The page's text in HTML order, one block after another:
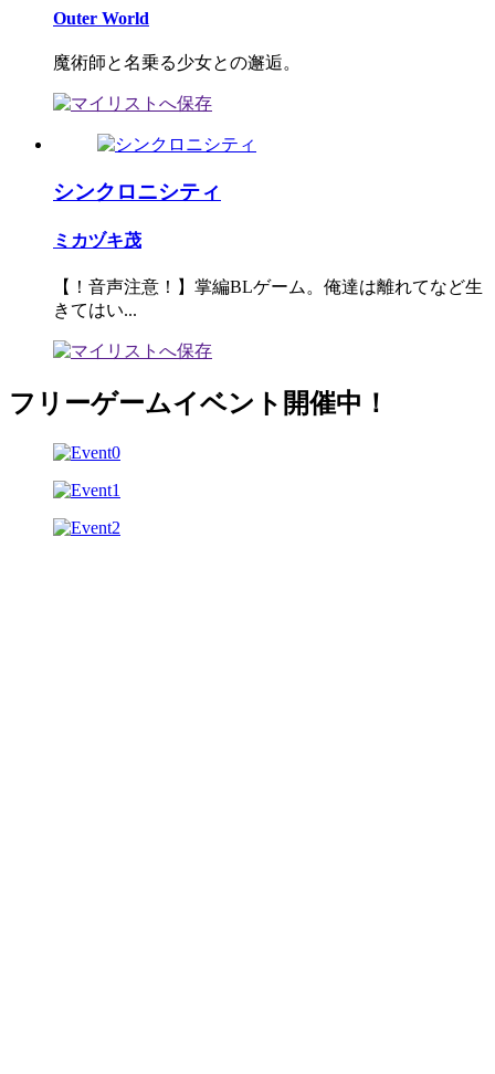
Outer World
魔術師と名乗る少女との邂逅。
シンクロニシティ
ミカヅキ茂
【！音声注意！】掌編BLゲーム。俺達は離れてなど生
きてはい...
フリーゲームイベント開催中！